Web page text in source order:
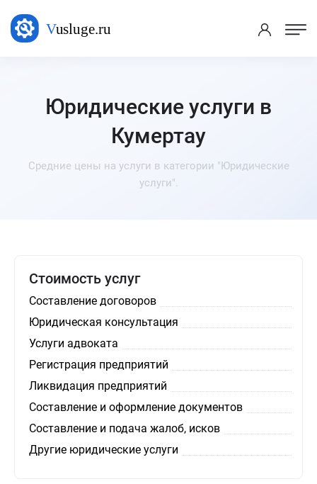
Юридические услуги в
Кумертау
Средние цены на услуги в категории "Юридические
услуги".
Стоимость услуг
Составление договоров
Юридическая консультация
Услуги адвоката
Регистрация предприятий
Ликвидация предприятий
Составление и оформление документов
Составление и подача жалоб, исков
Другие юридические услуги